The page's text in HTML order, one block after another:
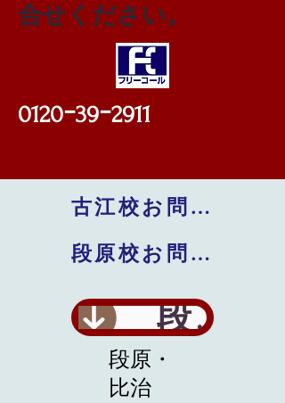
合せください。
0120ｰ39ｰ2911
古江校お問い合わせ
段原校お問い合わせ
段原校 お問合せ・資料請求はこちらから
段原・
比治